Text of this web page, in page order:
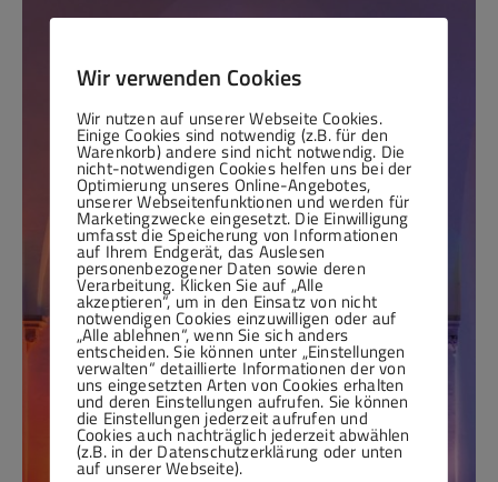
Wir verwenden Cookies
Wir nutzen auf unserer Webseite Cookies.
Einige Cookies sind notwendig (z.B. für den
Warenkorb) andere sind nicht notwendig. Die
nicht-notwendigen Cookies helfen uns bei der
Optimierung unseres Online-Angebotes,
unserer Webseitenfunktionen und werden für
Marketingzwecke eingesetzt. Die Einwilligung
umfasst die Speicherung von Informationen
auf Ihrem Endgerät, das Auslesen
personenbezogener Daten sowie deren
Verarbeitung. Klicken Sie auf „Alle
akzeptieren“, um in den Einsatz von nicht
notwendigen Cookies einzuwilligen oder auf
„Alle ablehnen“, wenn Sie sich anders
entscheiden. Sie können unter „Einstellungen
verwalten“ detaillierte Informationen der von
uns eingesetzten Arten von Cookies erhalten
und deren Einstellungen aufrufen. Sie können
die Einstellungen jederzeit aufrufen und
Cookies auch nachträglich jederzeit abwählen
(z.B. in der Datenschutzerklärung oder unten
auf unserer Webseite).